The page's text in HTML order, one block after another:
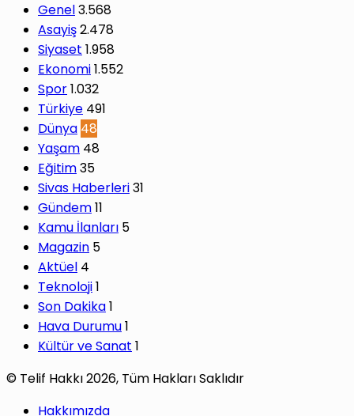
Genel3.568
Asayiş2.478
Siyaset 1.958
Ekonomi1.552
Spor1.032
Türkiye 491
Dünya 48
Yaşam 48
Eğitim35
Sivas Haberleri31
Gündem11
Kamu İlanları 5
Magazin 5
Aktüel 4
Teknoloji1
Son Dakika1
Hava Durumu1
Kültür ve Sanat 1
© Telif Hakkı 2026, Tüm Hakları Saklıdır
Hakkımızda